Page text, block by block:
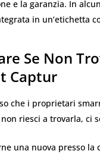
e la garanzia. In
in un’etichetta
Se Non
Captur
che i proprietari
riesci a trovarla, ci
una nuova presso la